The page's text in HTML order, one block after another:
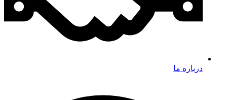
درباره ما